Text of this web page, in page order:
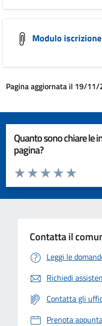
Modulo
Pagina aggiornata il 19/
Quanto sono chiare le
pagina?
Valuta da 1 a 5 stelle la pagina
Valuta 5
Valuta 4 stelle
Valuta 3 stelle su
Valuta 2 stelle su 5
Valuta 1 stelle su 5
Contatta il
Leggi le
Richiedi
Contatta gli
Prenota